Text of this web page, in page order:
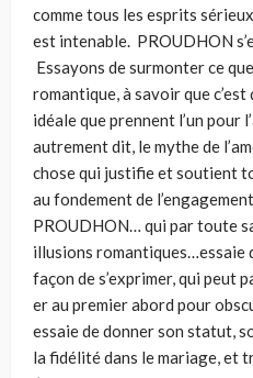
comme tous les esprits
est intenable. PROUDHON
Essayons de surmonter ce
romantique, à savoir que
idéale que prennent l’un pour
autrement dit, le mythe de
chose qui justifie et soutient
au fondement de
PROUDHON… qui par toute
illusions romantiques…essaie
façon de s’exprimer, qui peut
er au premier abord pour
essaie de donner son statut,
la fidélité dans le mariage, et